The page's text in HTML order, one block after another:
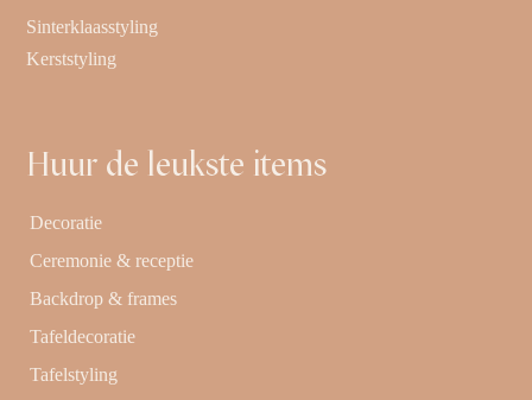
Sinterklaasstyling
Kerststyling
Huur de leukste items
Decoratie
Ceremonie & receptie
Backdrop & frames
Tafeldecoratie
Tafelstyling